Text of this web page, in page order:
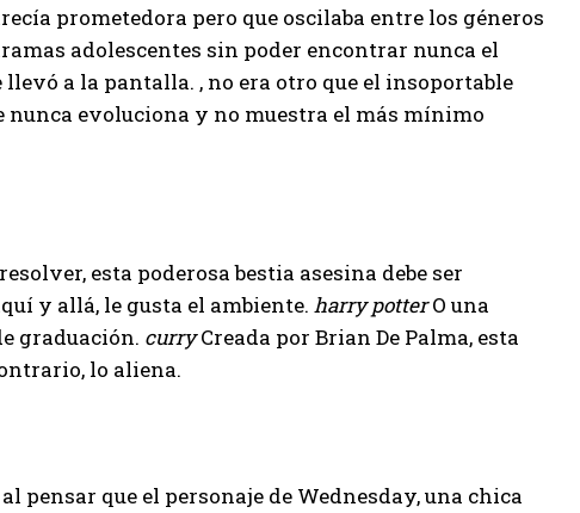
prometedora pero que oscilaba entre los géneros
adolescentes sin poder encontrar nunca el
a la pantalla. , no era otro que el insoportable
nunca evoluciona y no muestra el más mínimo
esta poderosa bestia asesina debe ser
y allá, le gusta el ambiente. harry potterO una
graduación. curryCreada por Brian De Palma, esta
lo aliena.
pensar que el personaje de Wednesday, una chica